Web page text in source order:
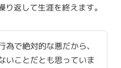
返して生涯を終えます。
で絶対的な悪だから、
いことだとも思っていま